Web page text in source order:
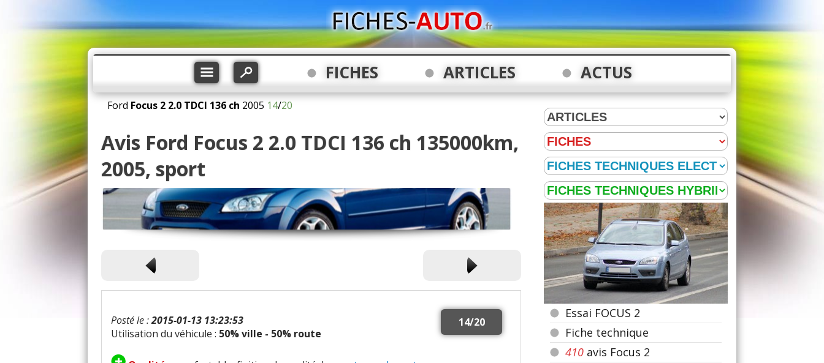
FICHES ARTICLES ACTUS
Ford Focus 2 2.0 TDCI 136 ch 2005 14/20
Avis Ford Focus 2 2.0 TDCI 136 ch 135000km,
2005, sport
14/20
Posté le :2015-01-13 13:23:53
Utilisation du véhicule : 50% ville - 50% route
Essai FOCUS 2
Fiche technique
410 avis Focus 2